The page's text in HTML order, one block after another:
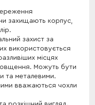
захищають корпус,
захист за
використовується
місцях
Можуть бути
та металевими.
вважаються чохли